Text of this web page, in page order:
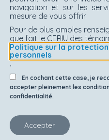
navigation et sur les
mesure de vous offrir.
Pour de plus amples
que fait le CERIU des
Politique sur la
personnels
.
En cochant cette case, je
accepter pleinement les
confidentialité.
Accepter